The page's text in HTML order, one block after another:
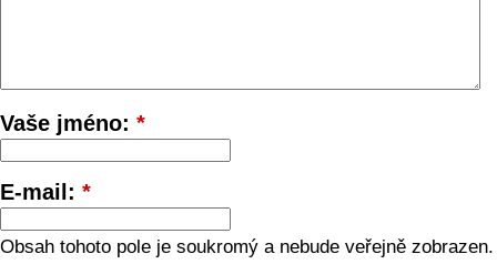
Vaše jméno: *
E-mail: *
Obsah tohoto pole je soukromý a nebude veřejně zobrazen.